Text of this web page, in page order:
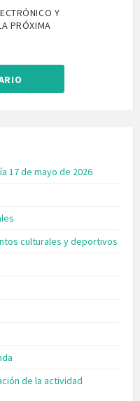
Y
PRÓXIMA
17 de mayo de 2026
culturales y deportivos
de la actividad